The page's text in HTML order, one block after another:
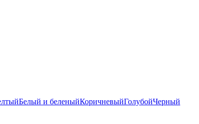
Белый и беленыйКоричневыйГолубойЧерный